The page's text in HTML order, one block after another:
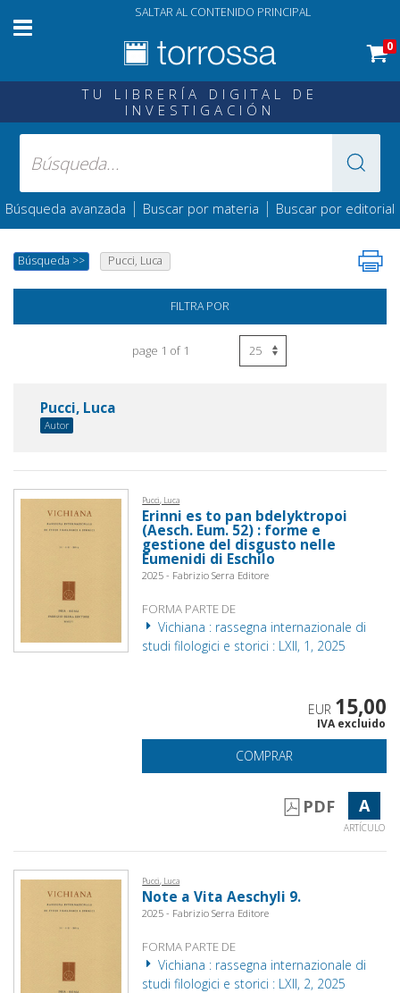
SALTAR AL CONTENIDO PRINCIPAL
0
TU LIBRERÍA DIGITAL DE
INVESTIGACIÓN
Búsqueda avanzada | Buscar por materia | Buscar por editorial
Búsqueda >> Pucci, Luca
FILTRA POR
page 1 of 1
Pucci, Luca
Autor
Pucci, Luca
Erinni es to pan bdelyktropoi
(Aesch. Eum. 52) : forme e
gestione del disgusto nelle
Eumenidi di Eschilo
2025 - Fabrizio Serra Editore
FORMA PARTE DE
Vichiana : rassegna internazionale di
studi filologici e storici : LXII, 1, 2025
EUR 15,00
IVA excluido
COMPRAR
PDF A
ARTÍCULO
Pucci, Luca
Note a Vita Aeschyli 9.
2025 - Fabrizio Serra Editore
FORMA PARTE DE
Vichiana : rassegna internazionale di
studi filologici e storici : LXII, 2, 2025